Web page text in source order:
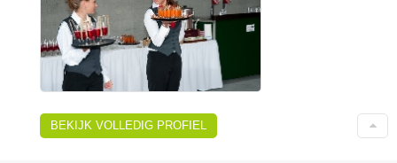
BEKIJK VOLLEDIG PROFIEL